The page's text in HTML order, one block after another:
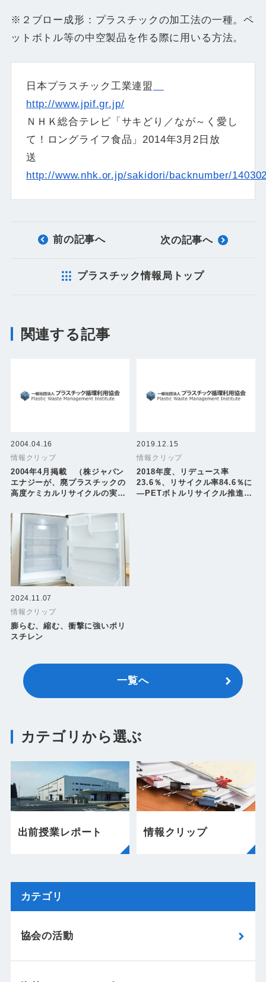
※２ブロー成形：プラスチックの加工法の一種。ペ
ットボトル等の中空製品を作る際に用いる方法。
日本プラスチック工業連盟
http://www.jpif.gr.jp/
ＮＨＫ総合テレビ「サキどり／なが～く愛し
て！ロングライフ食品」2014年3月2日放
送
http://www.nhk.or.jp/sakidori/backnumber/
前の記事へ
プラスチック情報局トップ
次の記事へ
関連する記事
2004.04.16
情報クリップ
2004年4月掲載 （株ジャパン
エナジーが、廃プラスチックの
高度ケミカルリサイクルの実証
2019.12.15
情報クリップ
2018年度、リデュース率
23.6％、リサイクル率84.6％に
―PETボトルリサイクル推進協
2024.11.07
情報クリップ
膨らむ、縮む、衝撃に強いポリ
スチレン
一覧へ
カテゴリから選ぶ
出前授業レポート 情報クリップ
カテゴリ
協会の活動